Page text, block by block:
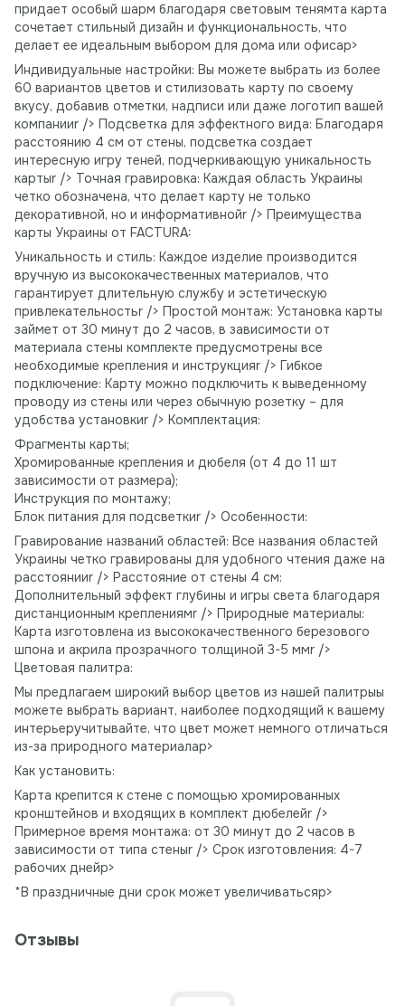
придает особый шарм благодаря световым тенямта карта
сочетает стильный дизайн и функциональность, что
делает ее идеальным выбором для дома или офисаp>
Индивидуальные настройки: Вы можете выбрать из более
60 вариантов цветов и стилизовать карту по своему
вкусу, добавив отметки, надписи или даже логотип вашей
компанииr /> Подсветка для эффектного вида: Благодаря
расстоянию 4 см от стены, подсветка создает
интересную игру теней, подчеркивающую уникальность
картыr /> Точная гравировка: Каждая область Украины
четко обозначена, что делает карту не только
декоративной, но и информативнойr /> Преимущества
карты Украины от FACTURA:
Уникальность и стиль: Каждое изделие производится
вручную из высококачественных материалов, что
гарантирует длительную службу и эстетическую
привлекательностьr /> Простой монтаж: Установка карты
займет от 30 минут до 2 часов, в зависимости от
материала стены комплекте предусмотрены все
необходимые крепления и инструкцияr /> Гибкое
подключение: Карту можно подключить к выведенному
проводу из стены или через обычную розетку – для
удобства установкиr /> Комплектация:
Фрагменты карты;
Хромированные крепления и дюбеля (от 4 до 11 шт
зависимости от размера);
Инструкция по монтажу;
Блок питания для подсветкиr /> Особенности:
Гравирование названий областей: Все названия областей
Украины четко гравированы для удобного чтения даже на
расстоянииr /> Расстояние от стены 4 см:
Дополнительный эффект глубины и игры света благодаря
дистанционным креплениямr /> Природные материалы:
Карта изготовлена ​​из высококачественного березового
шпона и акрила прозрачного толщиной 3-5 ммr />
Цветовая палитра:
Мы предлагаем широкий выбор цветов из нашей палитрыы
можете выбрать вариант, наиболее подходящий к вашему
интерьеручитывайте, что цвет может немного отличаться
из-за природного материалаp>
Как установить:
Карта крепится к стене с помощью хромированных
кронштейнов и входящих в комплект дюбелейr />
Примерное время монтажа: от 30 минут до 2 часов в
зависимости от типа стеныr /> Срок изготовления: 4-7
рабочих днейp>
*В праздничные дни срок может увеличиватьсяp>
Отзывы